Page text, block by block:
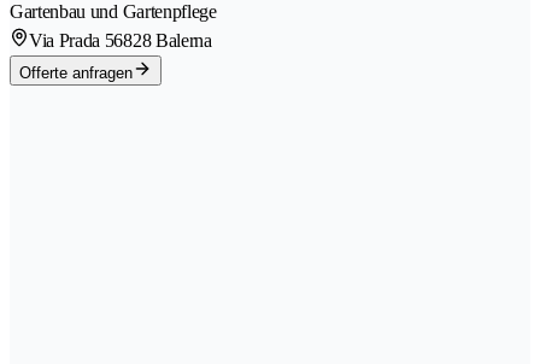
Gartenbau und Gartenpflege
Via Prada 56828 Balerna
Offerte anfragen